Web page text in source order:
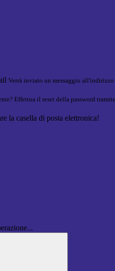
Verrà inviato un messaggio
Effettua il reset della password
la casella di posta elettronica!